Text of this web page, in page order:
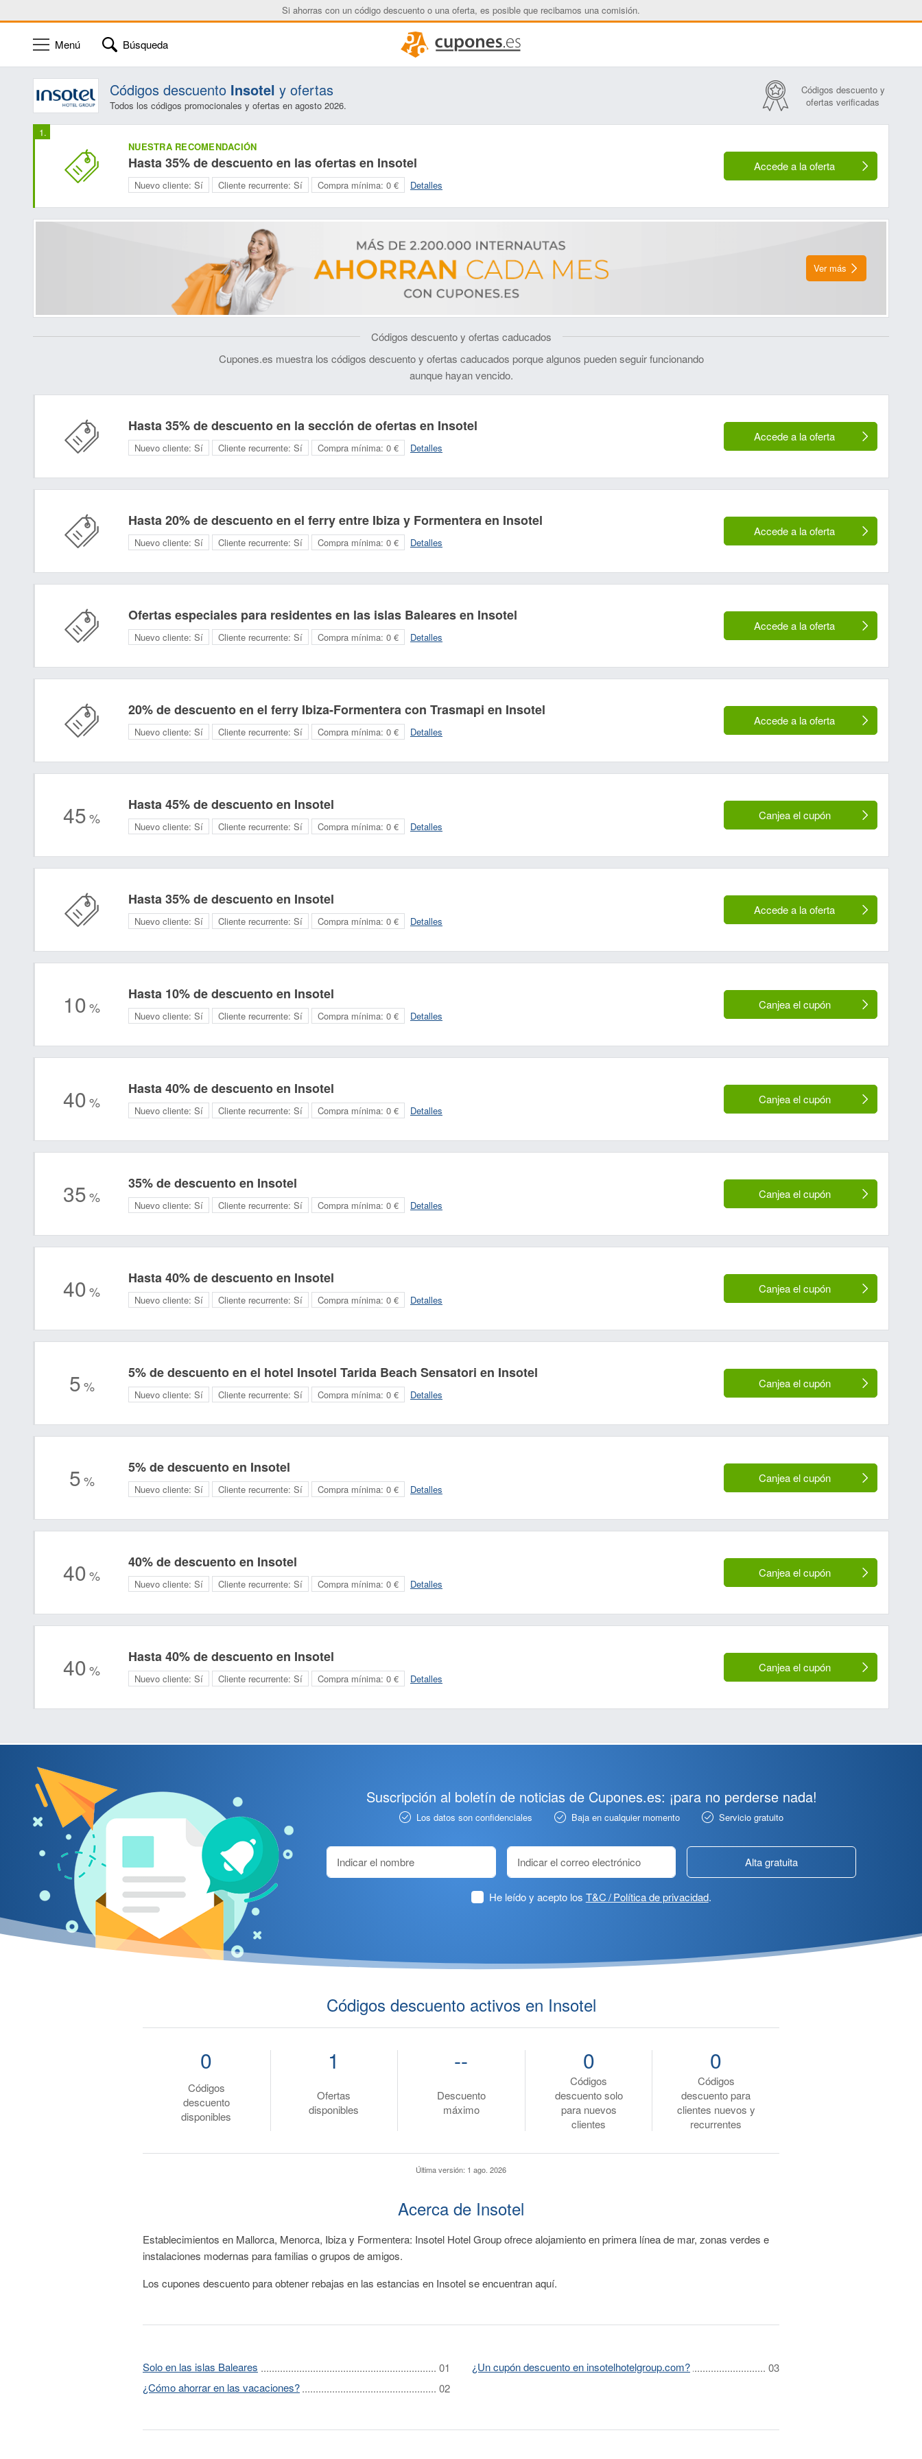
Si ahorras con un código descuento o una oferta, es posible que recibamos una comisión.
Menú Búsqueda
Códigos descuento Insotel y ofertas
Todos los códigos promocionales y ofertas en agosto 2026.
Códigos descuento y
ofertas verificadas
NUESTRA RECOMENDACIÓN
Hasta 35% de descuento en las ofertas en Insotel Accede a la oferta
Nuevo cliente: Sí Cliente recurrente: Sí Compra mínima: 0 € Detalles
Ver más
Códigos descuento y ofertas caducados
Cupones.es muestra los códigos descuento y ofertas caducados porque algunos pueden seguir funcionando
aunque hayan vencido.
Hasta 35% de descuento en la sección de ofertas en Insotel
Accede a la oferta
Nuevo cliente: Sí Cliente recurrente: Sí Compra mínima: 0 € Detalles
Hasta 20% de descuento en el ferry entre Ibiza y Formentera en Insotel
Accede a la oferta
Nuevo cliente: Sí Cliente recurrente: Sí Compra mínima: 0 € Detalles
Ofertas especiales para residentes en las islas Baleares en Insotel
Accede a la oferta
Nuevo cliente: Sí Cliente recurrente: Sí Compra mínima: 0 € Detalles
20% de descuento en el ferry Ibiza-Formentera con Trasmapi en Insotel
Accede a la oferta
Nuevo cliente: Sí Cliente recurrente: Sí Compra mínima: 0 € Detalles
45%
Hasta 45% de descuento en Insotel
Canjea el cupón
Nuevo cliente: Sí Cliente recurrente: Sí Compra mínima: 0 € Detalles
Hasta 35% de descuento en Insotel
Accede a la oferta
Nuevo cliente: Sí Cliente recurrente: Sí Compra mínima: 0 € Detalles
10%
Hasta 10% de descuento en Insotel
Canjea el cupón
Nuevo cliente: Sí Cliente recurrente: Sí Compra mínima: 0 € Detalles
40%
Hasta 40% de descuento en Insotel
Canjea el cupón
Nuevo cliente: Sí Cliente recurrente: Sí Compra mínima: 0 € Detalles
35%
35% de descuento en Insotel
Canjea el cupón
Nuevo cliente: Sí Cliente recurrente: Sí Compra mínima: 0 € Detalles
40%
Hasta 40% de descuento en Insotel
Canjea el cupón
Nuevo cliente: Sí Cliente recurrente: Sí Compra mínima: 0 € Detalles
5%
5% de descuento en el hotel Insotel Tarida Beach Sensatori en Insotel
Canjea el cupón
Nuevo cliente: Sí Cliente recurrente: Sí Compra mínima: 0 € Detalles
5%
5% de descuento en Insotel
Canjea el cupón
Nuevo cliente: Sí Cliente recurrente: Sí Compra mínima: 0 € Detalles
40%
40% de descuento en Insotel
Canjea el cupón
Nuevo cliente: Sí Cliente recurrente: Sí Compra mínima: 0 € Detalles
40%
Hasta 40% de descuento en Insotel
Canjea el cupón
Nuevo cliente: Sí Cliente recurrente: Sí Compra mínima: 0 € Detalles
Suscripción al boletín de noticias de Cupones.es: ¡para no perderse nada!
Los datos son confidenciales Baja en cualquier momento Servicio gratuito
Alta gratuita
He leído y acepto los T&C / Política de privacidad.
Códigos descuento activos en Insotel
Códigos
descuento
disponibles
0
Ofertas
disponibles
1
Descuento
máximo
--
Códigos
descuento solo
para nuevos
clientes
0
Códigos
descuento para
clientes nuevos y
recurrentes
0
Última versión: 1 ago. 2026
Acerca de Insotel
Establecimientos en Mallorca, Menorca, Ibiza y Formentera: Insotel Hotel Group ofrece alojamiento en primera línea de mar, zonas verdes e
instalaciones modernas para familias o grupos de amigos.
Los cupones descuento para obtener rebajas en las estancias en Insotel se encuentran aquí.
Solo en las islas Baleares
¿Cómo ahorrar en las vacaciones?
¿Un cupón descuento en insotelhotelgroup.com?